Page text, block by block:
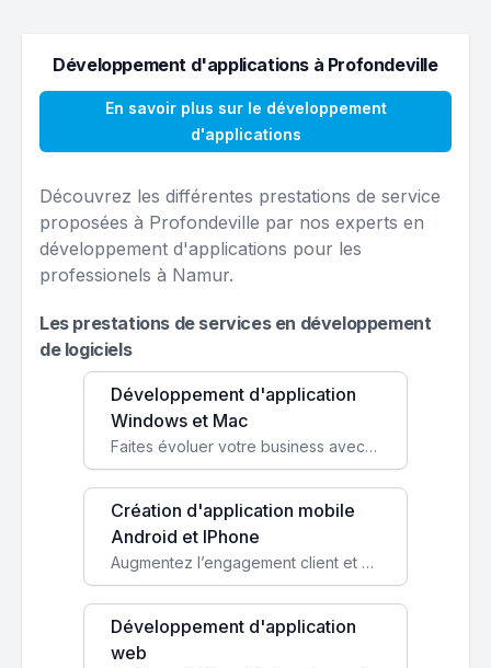
Développement d'applications à Profondeville
En savoir plus sur le développement
d'applications
Découvrez les différentes prestations de service
proposées à Profondeville par nos experts en
développement d'applications pour les
professionels à Namur.
Les prestations de services en développement
de logiciels
Développement d'application
Windows et Mac
Faites évoluer votre business avec des solutions logicielles personnalisées, parfaitement adaptées à vos besoins spécifiques.
Création d'application mobile
Android et IPhone
Augmentez l’engagement client et simplifiez vos processus avec une application mobile sur mesure, disponible sur iOS et Android.
Développement d'application
web